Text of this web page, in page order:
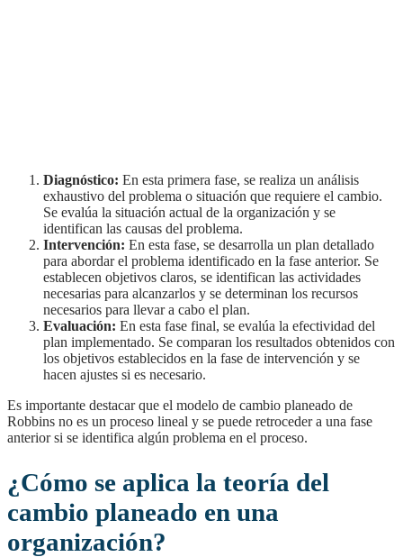
Diagnóstico: En esta primera fase, se realiza un análisis
exhaustivo del problema o situación que requiere el cambio.
Se evalúa la situación actual de la organización y se
identifican las causas del problema.
Intervención: En esta fase, se desarrolla un plan detallado
para abordar el problema identificado en la fase anterior. Se
establecen objetivos claros, se identifican las actividades
necesarias para alcanzarlos y se determinan los recursos
necesarios para llevar a cabo el plan.
Evaluación: En esta fase final, se evalúa la efectividad del
plan implementado. Se comparan los resultados obtenidos con
los objetivos establecidos en la fase de intervención y se
hacen ajustes si es necesario.
Es importante destacar que el modelo de cambio planeado de
Robbins no es un proceso lineal y se puede retroceder a una fase
anterior si se identifica algún problema en el proceso.
¿Cómo se aplica la teoría del
cambio planeado en una
organización?